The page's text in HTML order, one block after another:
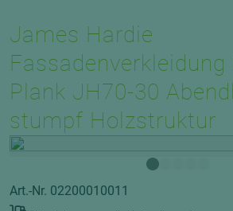
James Hardie
Plank JH70-30
stumpf Holzstruktur
Art.-Nr. 02200010011